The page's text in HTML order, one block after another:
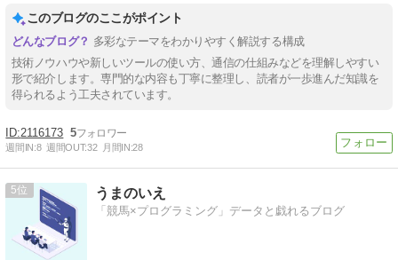
このブログのここがポイント
多彩なテーマをわかりやすく解説する構成
技術ノウハウや新しいツールの使い方、通信の仕組みなどを理解しやすい
形で紹介します。専門的な内容も丁寧に整理し、読者が一歩進んだ知識を
得られるよう工夫されています。
2116173 5
週間IN:8 週間OUT:32 月間IN:28
5 うまのいえ
「競馬×プログラミング」データと戯れるブログ